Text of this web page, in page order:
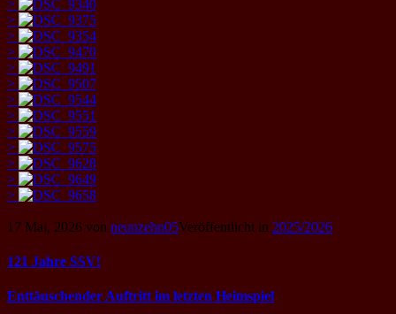
>
>
>
>
>
>
>
>
>
>
>
>
>
17 Mai, 2026 von neunzehn05Veröffentlicht in 2025/2026
Beitragsnavigation
121 Jahre SSV!
Enttäuschender Auftritt im letzten Heimspiel